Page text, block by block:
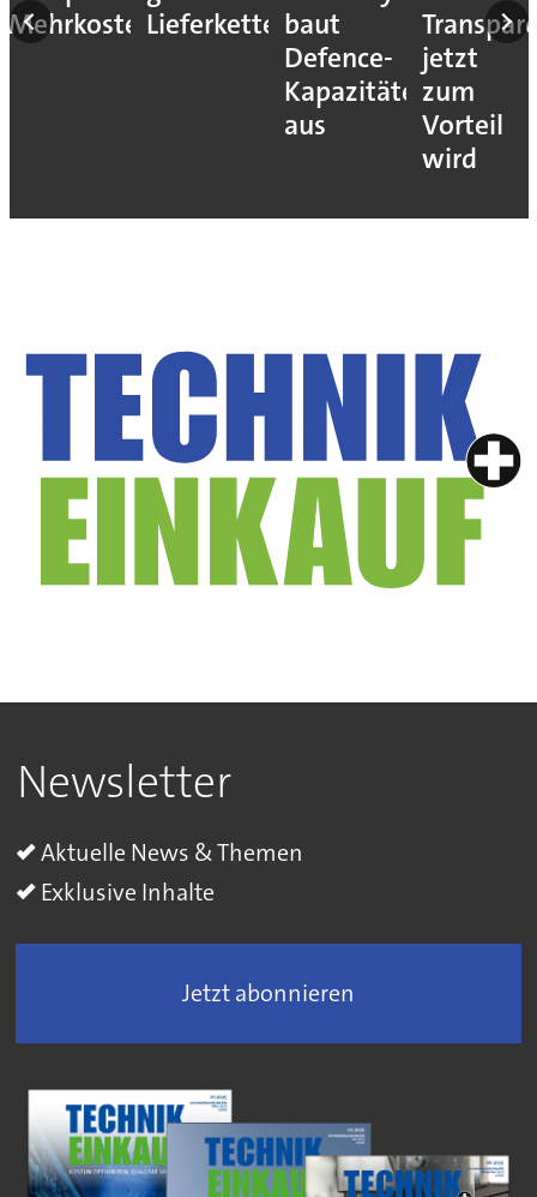
MehrkostenLieferkettenbaut
Defence-
Kapazitäten
aus
jetzt
zum
Vorteil
wird
Newsletter
Aktuelle News & Themen
Exklusive Inhalte
Jetzt abonnieren